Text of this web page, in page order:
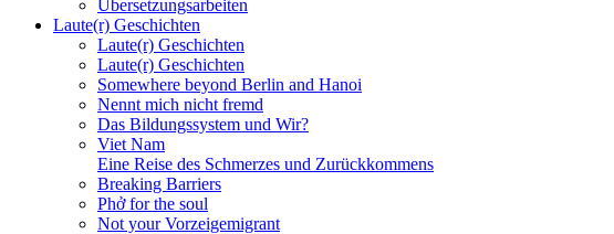
Übersetzungsarbeiten
Laute(r) Geschichten
Laute(r) Geschichten
Laute(r) Geschichten
Somewhere beyond Berlin and Hanoi
Nennt mich nicht fremd
Das Bildungssystem und Wir?
Viet Nam
Eine Reise des Schmerzes und Zurückkommens
Breaking Barriers
Phở for the soul
Not your Vorzeigemigrant